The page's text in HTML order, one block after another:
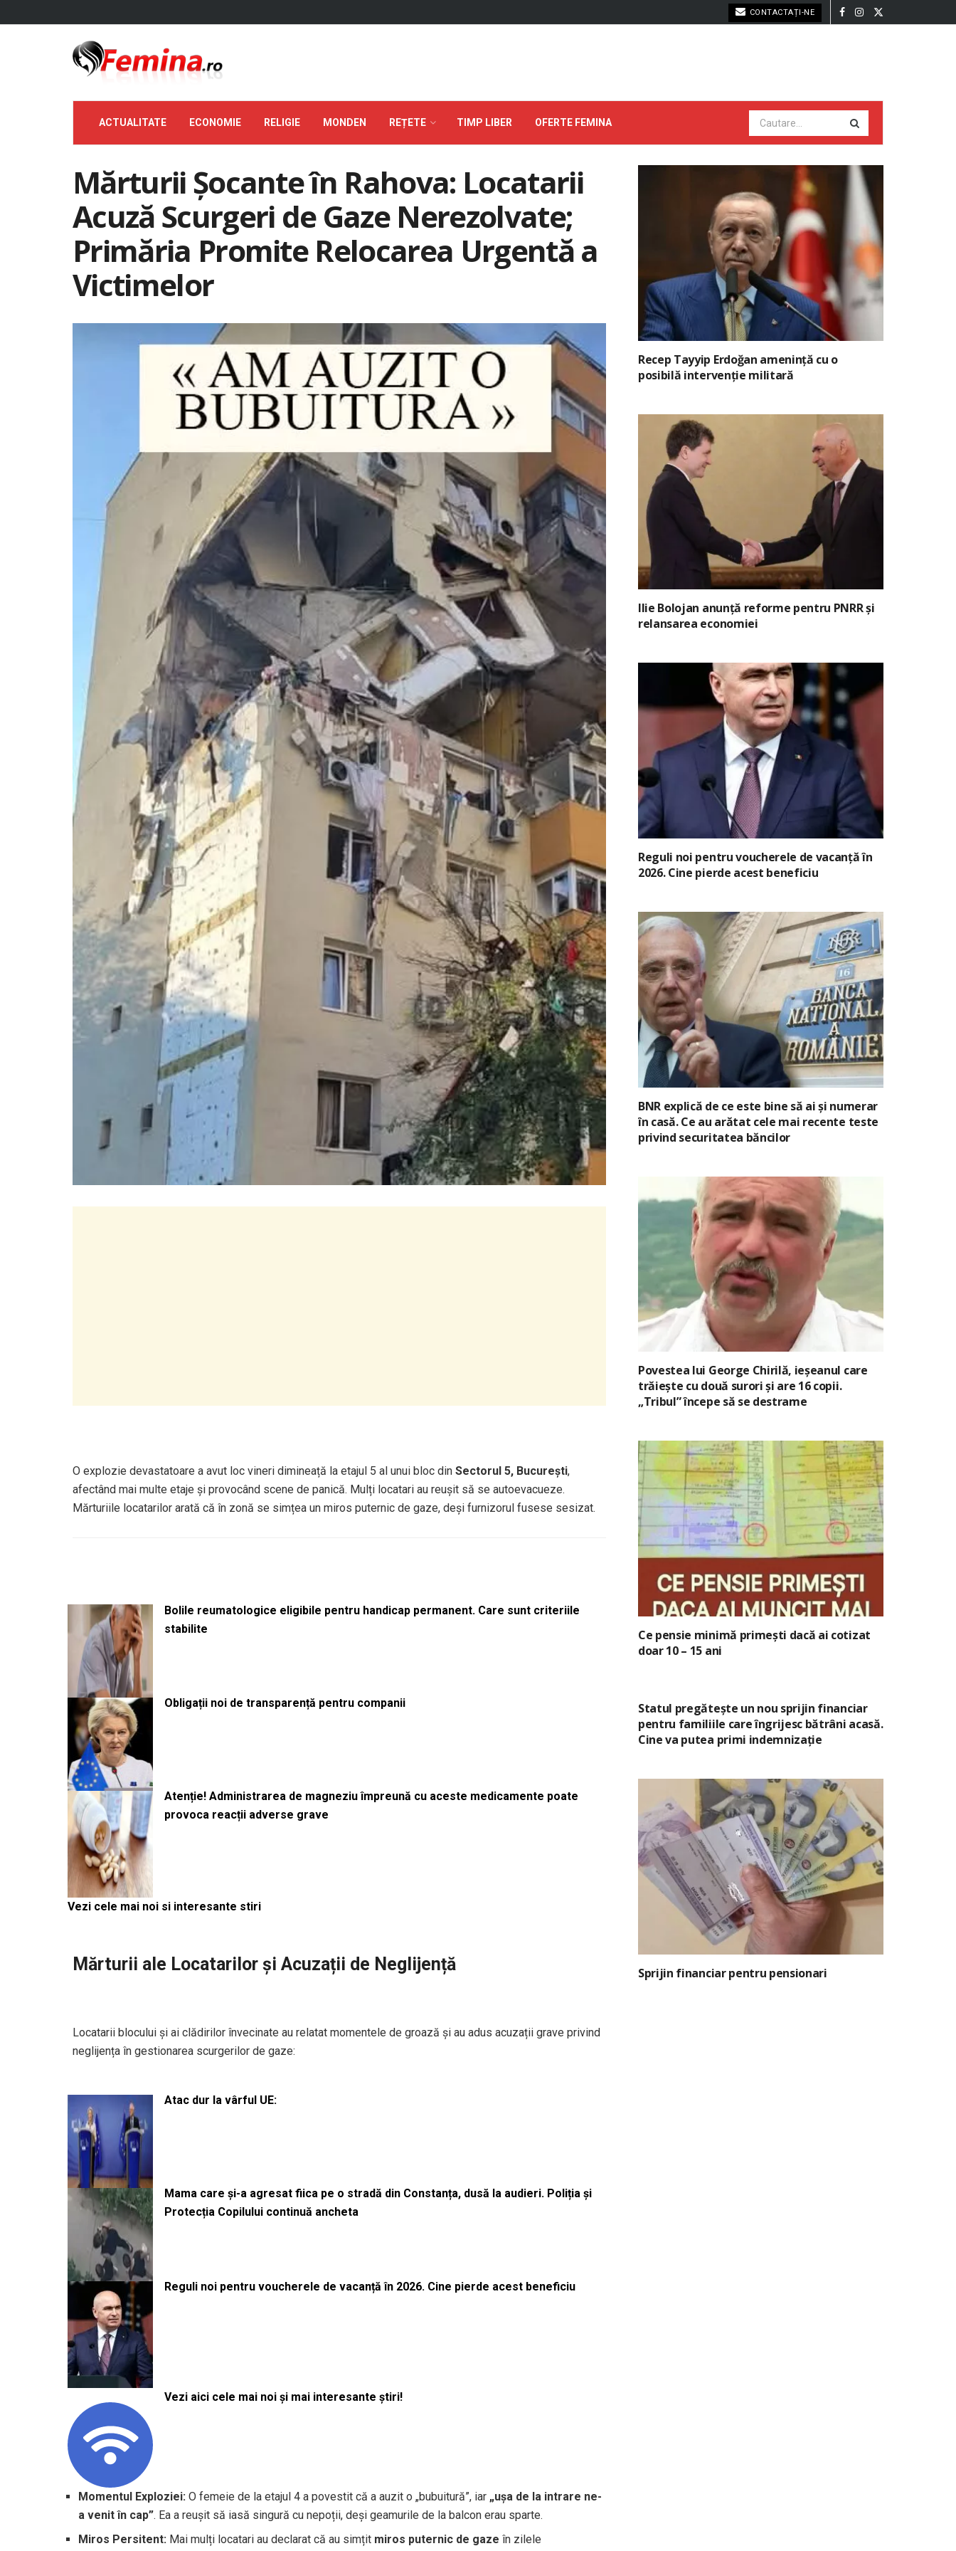
CONTACTAȚI-NE
ACTUALITATE ECONOMIE RELIGIE MONDEN REȚETE TIMP LIBER OFERTE FEMINA
Mărturii Șocante în Rahova: Locatarii
Acuză Scurgeri de Gaze Nerezolvate;
Primăria Promite Relocarea Urgentă a
Victimelor
O explozie devastatoare a avut loc vineri dimineață la etajul 5 al unui bloc din Sectorul 5, București,
afectând mai multe etaje și provocând scene de panică. Mulți locatari au reușit să se autoevacueze.
Mărturiile locatarilor arată că în zonă se simțea un miros puternic de gaze, deși furnizorul fusese sesizat.
Bolile reumatologice eligibile pentru handicap permanent. Care sunt criteriile
stabilite
Obligații noi de transparență pentru companii
Atenție! Administrarea de magneziu împreună cu aceste medicamente poate
provoca reacții adverse grave
Vezi cele mai noi si interesante stiri
Mărturii ale Locatarilor și Acuzații de Neglijență
Locatarii blocului și ai clădirilor învecinate au relatat momentele de groază și au adus acuzații grave privind
neglijența în gestionarea scurgerilor de gaze:
Atac dur la vârful UE:
Mama care și-a agresat fiica pe o stradă din Constanța, dusă la audieri. Poliția și
Protecția Copilului continuă ancheta
Reguli noi pentru voucherele de vacanță în 2026. Cine pierde acest beneficiu
Vezi aici cele mai noi și mai interesante știri!
Momentul Exploziei: O femeie de la etajul 4 a povestit că a auzit o „bubuitură”, iar „ușa de la intrare ne-
a venit în cap”. Ea a reușit să iasă singură cu nepoții, deși geamurile de la balcon erau sparte.
Miros Persitent: Mai mulți locatari au declarat că au simțit miros puternic de gaze în zilele
Recep Tayyip Erdoğan amenință cu o
posibilă intervenție militară
Ilie Bolojan anunță reforme pentru PNRR și
relansarea economiei
Reguli noi pentru voucherele de vacanță în
2026. Cine pierde acest beneficiu
BNR explică de ce este bine să ai și numerar
în casă. Ce au arătat cele mai recente teste
privind securitatea băncilor
Povestea lui George Chirilă, ieșeanul care
trăiește cu două surori și are 16 copii.
„Tribul” începe să se destrame
Ce pensie minimă primești dacă ai cotizat
doar 10 – 15 ani
Statul pregătește un nou sprijin financiar
pentru familiile care îngrijesc bătrâni acasă.
Cine va putea primi indemnizație
Sprijin financiar pentru pensionari